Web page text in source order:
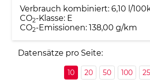
Verbrauch kombiniert: 6,10 l/
CO2-Klasse: E
CO2-Emissionen: 138,00 g/km
Datensätze pro Seite:
10 20 50 100